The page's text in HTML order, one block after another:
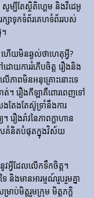
ម្បីតែស្ថិតិហ្គេម និងវីដេអូ
សាទុកទំព័រគេហទំព័ររបស់
ើយ​មិន​ឆ្ងល់​ថា​ហេតុអ្វី?
ោយ​ការ​រំភើប​ចិត្ត រឿង​និង​
ភាពមិនអនុគ្រោះនោះទេ
ទាត់។ រឿង​កីឡា​គឺ​ពោរពេញ​ទៅ​
តែងតែស៊ូទ្រាំនឹងការ
ឿងរ៉ាវនៃភាពក្លាហាន
សគំនិតបំផុតក្នុងវិស័យ
វអ្វីដែលលើកទឹកចិត្ត។
និងមានអារម្មណ៍រួបរួមគ្នា
ាប់មិត្តរួមក្រុម មិត្តភក្តិ